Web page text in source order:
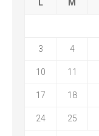
L M
3 4
10 11
17 18
24 25